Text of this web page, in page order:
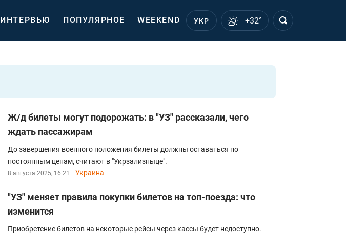
ИНТЕРВЬЮ ПОПУЛЯРНОЕ WEEKEND УКР +32°
Ж/д билеты могут подорожать: в "УЗ" рассказали, чего
ждать пассажирам
До завершения военного положения билеты должны оставаться по
постоянным ценам, считают в "Укрзализныце".
8 августа 2025, 16:21 Украина
"УЗ" меняет правила покупки билетов на топ-поезда: что
изменится
Приобретение билетов на некоторые рейсы через кассы будет недоступно.